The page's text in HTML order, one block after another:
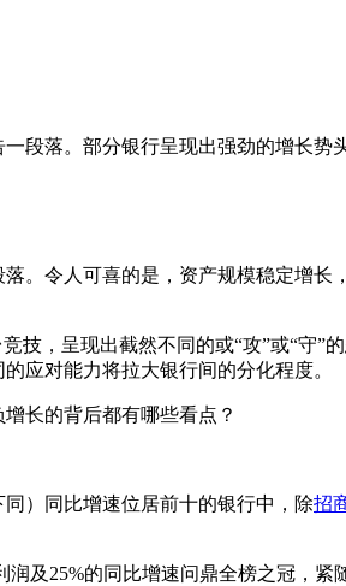
段落。部分银行呈现出强劲的增长势
令人可喜的是，资产规模稳定增长
，呈现出截然不同的或“攻”或“守”
应对能力将拉大银行间的分化程度。
长的背后都有哪些看点？
）同比增速位居前十的银行中，除招
25%的同比增速问鼎全榜之冠，紧